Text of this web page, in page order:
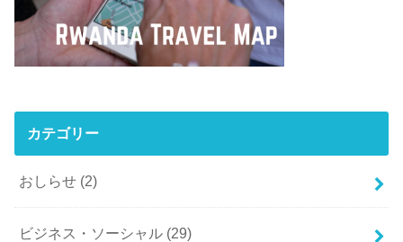
カテゴリー
おしらせ (2)
ビジネス・ソーシャル (29)